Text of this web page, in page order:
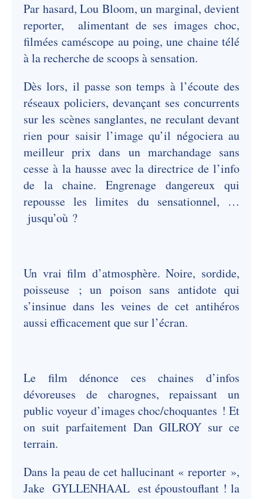
Par hasard, Lou Bloom, un marginal, devient
reporter, alimentant de ses images choc,
filmées caméscope au poing, une chaine télé
à la recherche de scoops à sensation.
Dès lors, il passe son temps à l’écoute des
réseaux policiers, devançant ses concurrents
sur les scènes sanglantes, ne reculant devant
rien pour saisir l’image qu’il négociera au
meilleur prix dans un marchandage sans
cesse à la hausse avec la directrice de l’info
de la chaine. Engrenage dangereux qui
repousse les limites du sensationnel, …
jusqu’où ?
Un vrai film d’atmosphère. Noire, sordide,
poisseuse ; un poison sans antidote qui
s’insinue dans les veines de cet antihéros
aussi efficacement que sur l’écran.
Le film dénonce ces chaines d’infos
dévoreuses de charognes, repaissant un
public voyeur d’images choc/choquantes ! Et
on suit parfaitement Dan GILROY sur ce
terrain.
Dans la peau de cet hallucinant « reporter »,
Jake GYLLENHAAL est époustouflant ! la